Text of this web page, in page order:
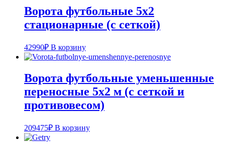
Ворота футбольные 5х2
стационарные (с сеткой)
42990₽ В корзину
Ворота футбольные уменьшенные
переносные 5х2 м (с сеткой и
противовесом)
209475₽ В корзину